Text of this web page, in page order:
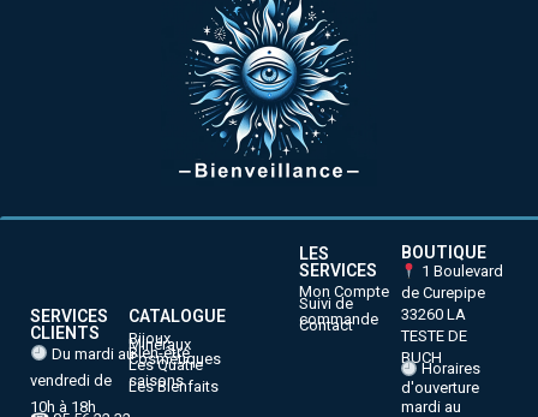
SERVICES
CLIENTS
Du mardi au
vendredi de
10h à 18h
CATALOGUE
Bijoux
Minéraux
Bien-être
Cosmétiques
Les Quatre
saisons
Les Bienfaits
LES
SERVICES
Mon Compte
Suivi de
commande
Contact
BOUTIQUE
1 Boulevard
de Curepipe
33260 LA
TESTE DE
BUCH
Horaires
d'ouverture
mardi au